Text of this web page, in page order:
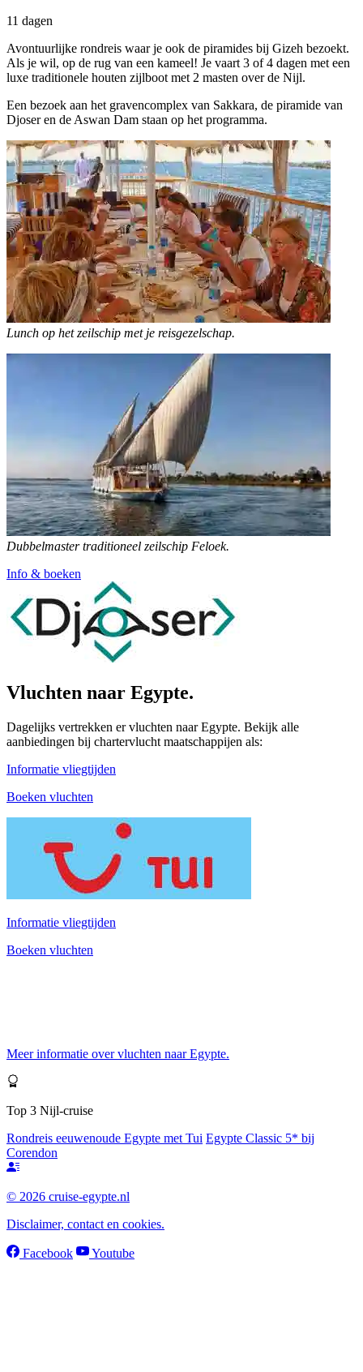
11 dagen
Avontuurlijke rondreis waar je ook de piramides bij Gizeh bezoekt.
Als je wil, op de rug van een kameel! Je vaart 3 of 4 dagen met een
luxe traditionele houten zijlboot met 2 masten over de Nijl.
Een bezoek aan het gravencomplex van Sakkara, de piramide van
Djoser en de Aswan Dam staan op het programma.
Lunch op het zeilschip met je reisgezelschap.
Dubbelmaster traditioneel zeilschip Feloek.
Info & boeken
Vluchten naar Egypte.
Dagelijks vertrekken er vluchten naar Egypte. Bekijk alle
aanbiedingen bij chartervlucht maatschappijen als:
Informatie vliegtijden
Boeken vluchten
Informatie vliegtijden
Boeken vluchten
Meer informatie over vluchten naar Egypte.
Top 3 Nijl-cruise
Rondreis eeuwenoude Egypte met Tui Egypte Classic 5* bij
Corendon
© 2026 cruise-egypte.nl
Disclaimer, contact en cookies.
Facebook Youtube